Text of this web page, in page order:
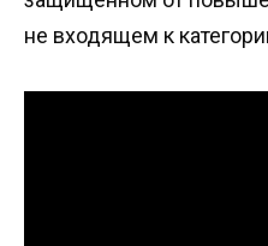
не входящем к